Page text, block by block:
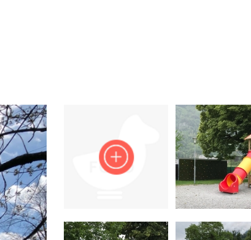
Kontakt
Impressum
Anmelden